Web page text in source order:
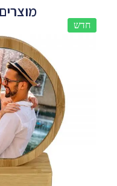
חדש
חדש